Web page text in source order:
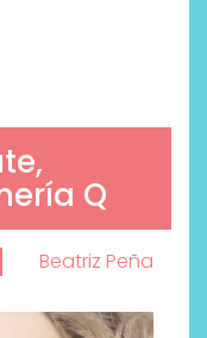
Q
Beatriz Peña